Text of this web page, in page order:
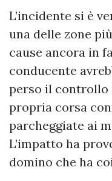
L’incidente si è
una delle zone
cause ancora in
conducente
perso il controllo
propria corsa
parcheggiate ai
L’impatto ha
domino che ha